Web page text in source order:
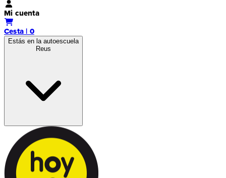
Mi cuenta
Cesta | 0
Estás en la autoescuela
Reus